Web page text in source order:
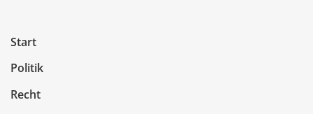
Start
Politik
Recht